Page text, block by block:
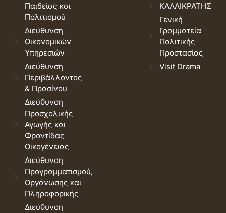
Παιδείας και
Πολιτισμού
Διεύθυνση
Οικονομικών
Υπηρεσιών
Διεύθυνση
Περιβάλλοντος
& Πρασίνου
Διεύθυνση
Προσχολικής
Αγωγής και
Φροντίδας
Οικογένειας
Διεύθυνση
Προγραμματισμού,
Οργάνωσης και
Πληροφορικής
Διεύθυνση
ΚΑΛΛΙΚΡΑΤΗΣ
Γενική
Γραμματεία
Πολιτικής
Προστασίας
Visit Drama